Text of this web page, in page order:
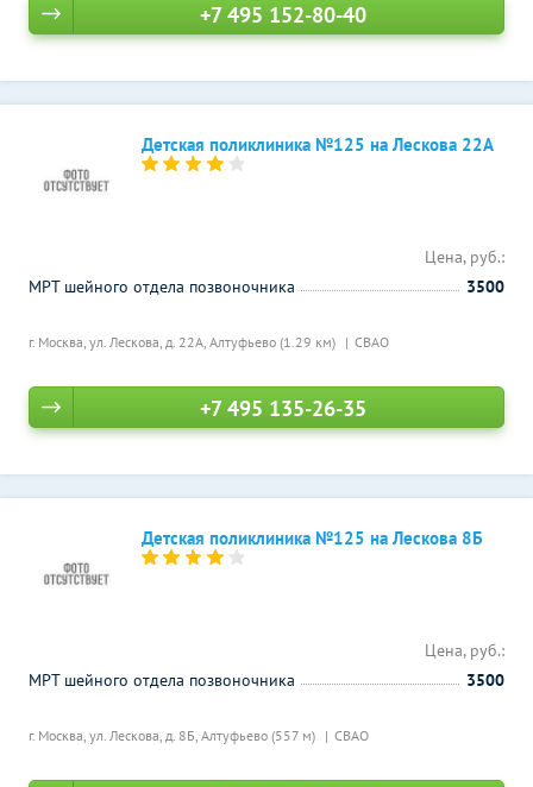
+7 495 152-80-40
Детская поликлиника №125 на Лескова 22А
г. Москва, ул. Лескова, д. 22А, Алтуфьево (1.29 км) СВАО
Цена, руб.:
МРТ шейного отдела позвоночника
3500
+7 495 135-26-35
Детская поликлиника №125 на Лескова 8Б
г. Москва, ул. Лескова, д. 8Б, Алтуфьево (557 м) СВАО
Цена, руб.:
МРТ шейного отдела позвоночника
3500